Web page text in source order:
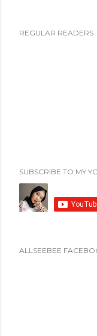
o
e
n
t
REGULAR READERS
SUBSCRIBE TO MY
ALLSEEBEE